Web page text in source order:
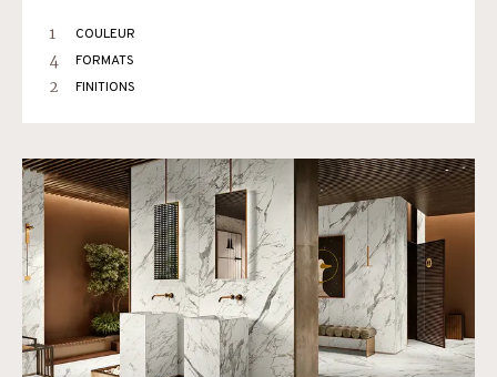
1 COULEUR
4 FORMATS
2 FINITIONS